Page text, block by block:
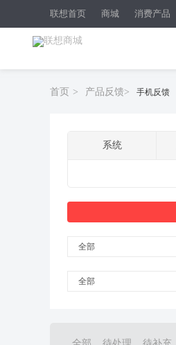
联想首页 商城 消费产品
首页 > 产品反馈> 手机反馈
系统
全部
全部